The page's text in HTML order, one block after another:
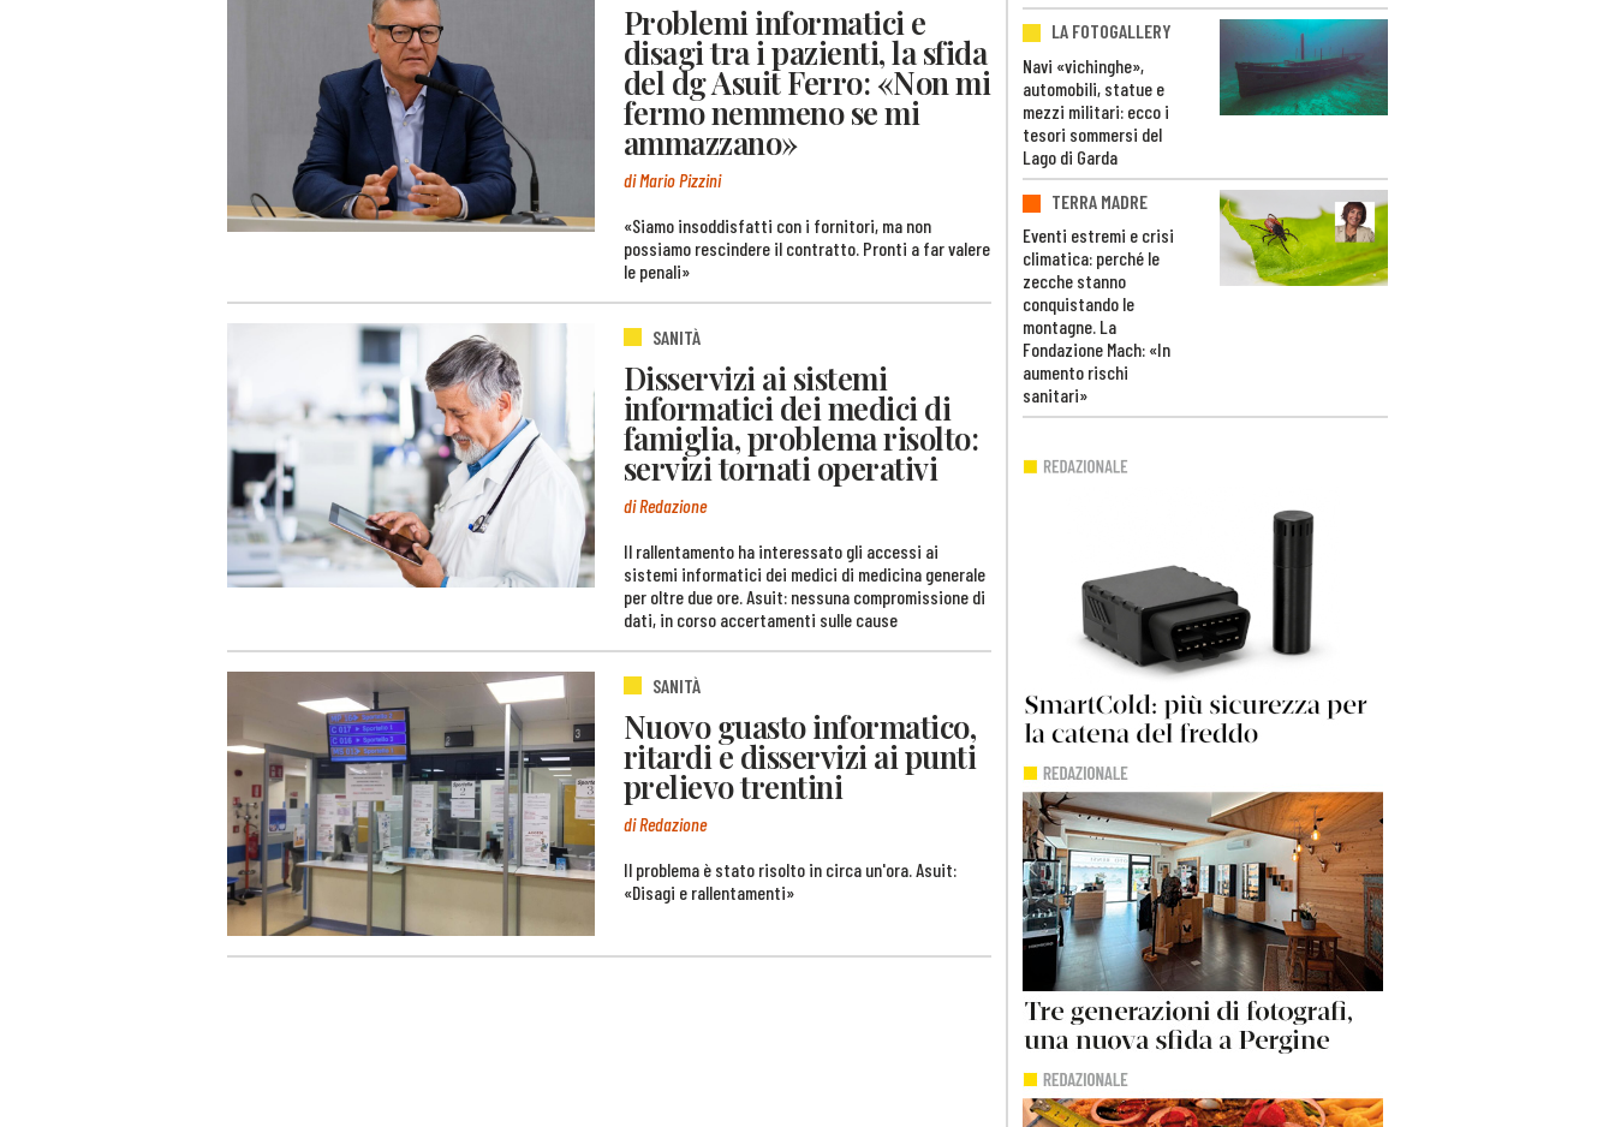
Problemi informatici e
disagi tra i pazienti, la sfida
del dg Asuit Ferro: «Non mi
fermo nemmeno se mi
ammazzano»
di Mario Pizzini
«Siamo insoddisfatti con i fornitori, ma non
possiamo rescindere il contratto. Pronti a far valere
le penali»
SANITÀ
Disservizi ai sistemi
informatici dei medici di
famiglia, problema risolto:
servizi tornati operativi
di Redazione
Il rallentamento ha interessato gli accessi ai
sistemi informatici dei medici di medicina generale
per oltre due ore. Asuit: nessuna compromissione di
dati, in corso accertamenti sulle cause
SANITÀ
Nuovo guasto informatico,
ritardi e disservizi ai punti
prelievo trentini
di Redazione
Il problema è stato risolto in circa un'ora. Asuit:
«Disagi e rallentamenti»
LA FOTOGALLERY
Navi «vichinghe»,
automobili, statue e
mezzi militari: ecco i
tesori sommersi del
Lago di Garda
TERRA MADRE
Eventi estremi e crisi
climatica: perché le
zecche stanno
conquistando le
montagne. La
Fondazione Mach: «In
aumento rischi
sanitari»